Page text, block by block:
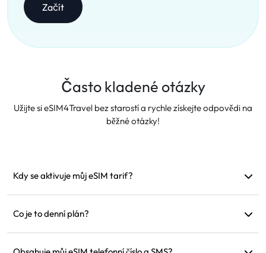
Začít
Často kladené otázky
Užijte si eSIM4Travel bez starostí a rychle získejte odpovědi na
běžné otázky!
Kdy se aktivuje můj eSIM tarif?
Doporučujeme jej nainstalovat před odjezdem.
Co je to denní plán?